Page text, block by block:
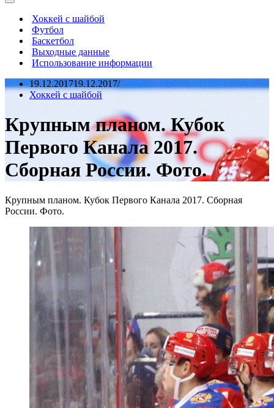
Меню
навигацииХоккей с шайбой
Футбол
Баскетбол
Выходные данные
Использование информации
19.12.201719.12.2017
Хоккей с шайбой
Крупным планом. Кубок
Первого Канала 2017.
Сборная России. Фото.
Крупным планом. Кубок Первого Канала 2017. Сборная
России. Фото.